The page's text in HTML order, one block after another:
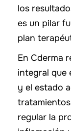
los
es un pilar
plan
En Cderma
integral que
y el estado
regular la